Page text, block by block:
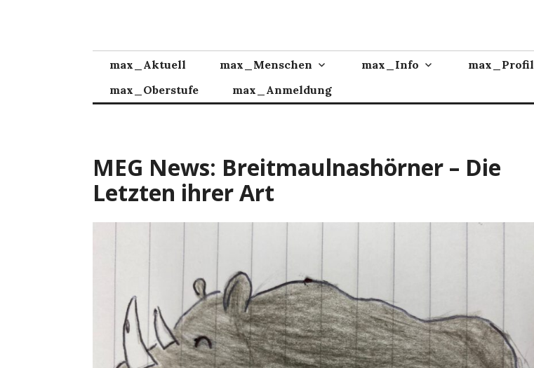
max_Aktuell
max_Menschen max_Info max_Profil
max_Oberstufe
max_Anmeldung
MEG News: Breitmaulnashörner – Die
Letzten ihrer Art